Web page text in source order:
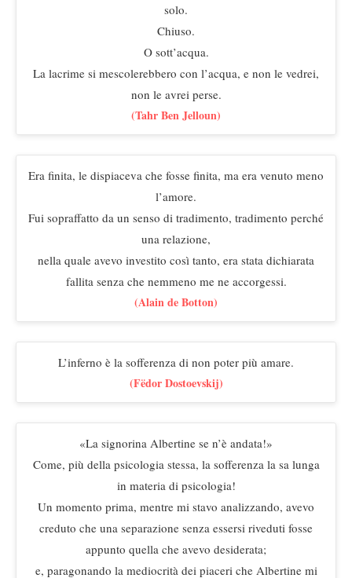
solo.
Chiuso.
O sott’acqua.
La lacrime si mescolerebbero con l’acqua, e non le vedrei,
non le avrei perse.
(Tahr Ben Jelloun)
Era finita, le dispiaceva che fosse finita, ma era venuto meno
l’amore.
Fui sopraffatto da un senso di tradimento, tradimento perché
una relazione,
nella quale avevo investito così tanto, era stata dichiarata
fallita senza che nemmeno me ne accorgessi.
(Alain de Botton)
L’inferno è la sofferenza di non poter più amare.
(Fëdor Dostoevskij)
«La signorina Albertine se n’è andata!»
Come, più della psicologia stessa, la sofferenza la sa lunga
in materia di psicologia!
Un momento prima, mentre mi stavo analizzando, avevo
creduto che una separazione senza essersi riveduti fosse
appunto quella che avevo desiderata;
e, paragonando la mediocrità dei piaceri che Albertine mi